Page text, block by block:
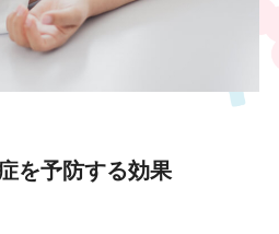
を予防する効果